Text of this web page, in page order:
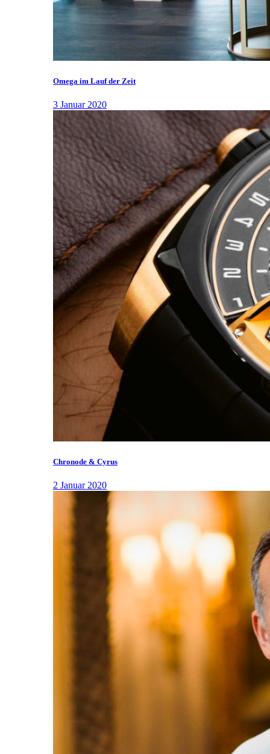
Omega im Lauf der Zeit
3 Januar 2020
Chronode & Cyrus
2 Januar 2020